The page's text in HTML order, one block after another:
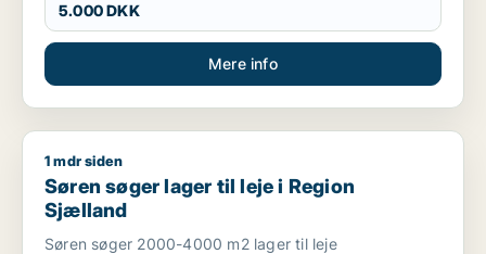
5.000 DKK
Mere info
Søren søger lager til leje i Region Sjælland
1 mdr siden
Søren søger lager til leje i Region
Sjælland
Søren søger 2000-4000 m2 lager til leje